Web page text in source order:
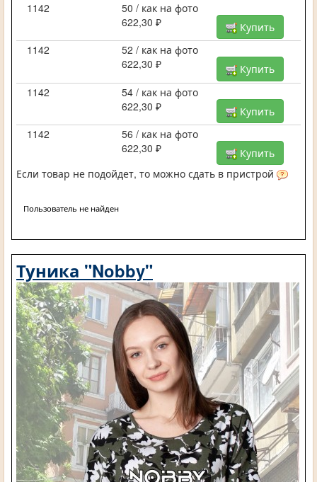
1142
50 / как на фото
622,30 ₽
Купить
1142
52 / как на фото
622,30 ₽
Купить
1142
54 / как на фото
622,30 ₽
Купить
1142
56 / как на фото
622,30 ₽
Купить
Если товар не подойдет, то можно сдать в пристрой
Пользователь не найден
Туника "Nobby"